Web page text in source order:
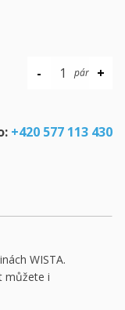
+420 577 113 430
WISTA.
můžete i